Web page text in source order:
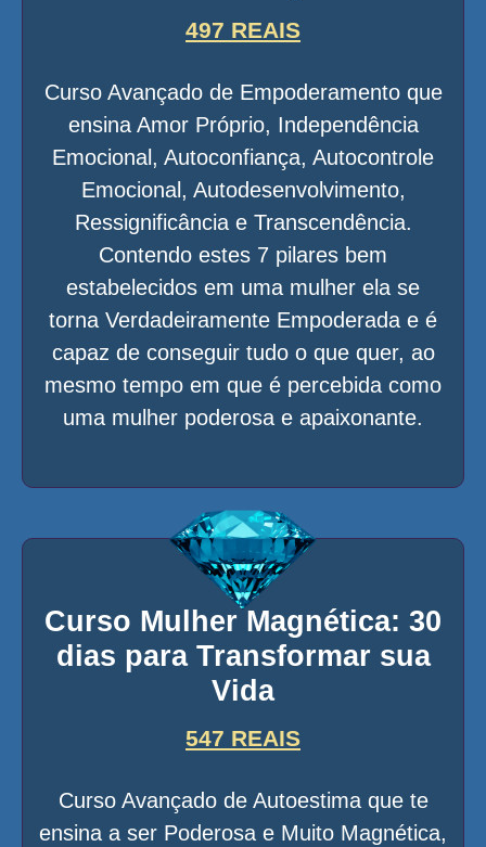
497 REAIS
Curso Avançado de Empoderamento que
ensina Amor Próprio, Independência
Emocional, Autoconfiança, Autocontrole
Emocional, Autodesenvolvimento,
Ressignificância e Transcendência.
Contendo estes 7 pilares bem
estabelecidos em uma mulher ela se
torna Verdadeiramente Empoderada e é
capaz de conseguir tudo o que quer, ao
mesmo tempo em que é percebida como
uma mulher poderosa e apaixonante.
Curso Mulher Magnética: 30
dias para Transformar sua
Vida
547 REAIS
Curso Avançado de Autoestima que te
ensina a ser Poderosa e Muito Magnética,